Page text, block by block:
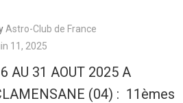
Astro-Club de France
11, 2025
AU 31 AOUT 2025 A
(04) : 11èmes